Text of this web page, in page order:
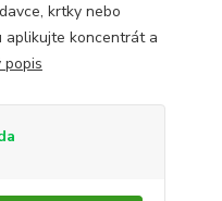
krtky nebo
aplikujte koncentrát a
popis